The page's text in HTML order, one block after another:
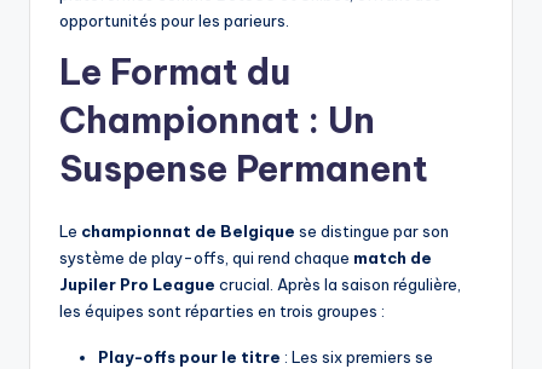
opportunités pour les parieurs.
Le Format du
Championnat : Un
Suspense Permanent
Le championnat de Belgique se distingue par son
système de play-offs, qui rend chaque match de
Jupiler Pro League crucial. Après la saison régulière,
les équipes sont réparties en trois groupes :
Play-offs pour le titre : Les six premiers se